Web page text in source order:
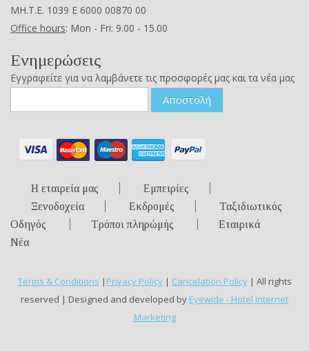
ΜΗ.Τ.Ε. 1039 Ε 6000 00870 00
Office hours: Mon - Fri: 9.00 - 15.00
Ενημερώσεις
Εγγραφείτε για να λαμβάνετε τις προσφορές μας και τα νέα μας
Αποστολή
Η εταιρεία μας
Εμπειρίες
Ξενοδοχεία
Εκδρομές
Ταξιδιωτικός
Οδηγός
Τρόποι πληρώμής
Εταιρικά
Νέα
Terms & Conditions | Privacy Policy| Cancelation Policy| All rights
reserved | Designed and developed by Eyewide - Hotel Internet
Marketing